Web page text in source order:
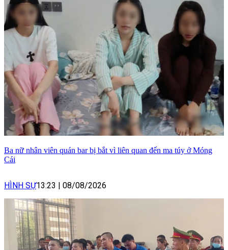
Ba nữ nhân viên quán bar bị bắt vì liên quan đến ma túy ở Móng
Cái
HÌNH SỰ13:23 08/08/2026